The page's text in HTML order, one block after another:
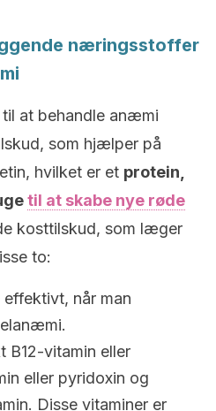
næringsstoffer
at behandle anæmi
som hjælper på
hvilket er et protein,
til at skabe nye røde
kosttilskud, som læger
to:
effektivt, når man
B12-vitamin eller
eller pyridoxin og
Disse vitaminer er